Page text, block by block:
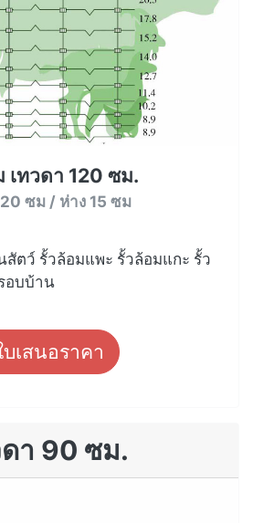
เทวดา 120 ซม.
ซม / ห่าง 15 ซม
สัตว์ รั้วล้อมแพะ รั้วล้อมแกะ รั้ว
อบบ้าน
เสนอราคา
า 90 ซม.